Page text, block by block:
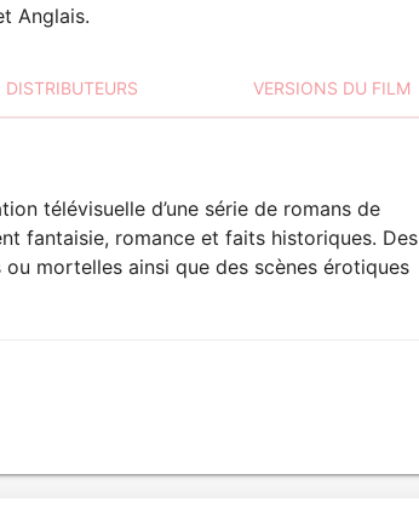
Anglais.
DISTRIBUTEURS VERSIONS DU FILM
télévisuelle d’une série de romans de
fantaisie, romance et faits historiques. Des
mortelles ainsi que des scènes érotiques